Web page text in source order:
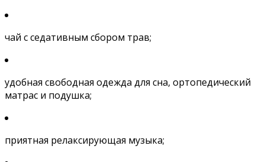
чай с седативным сбором трав;
удобная свободная одежда для сна, ортопедический
матрас и подушка;
приятная релаксирующая музыка;